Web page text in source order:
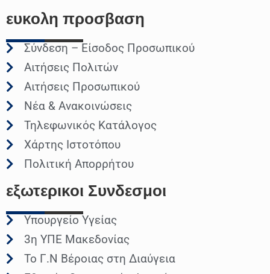
ευκολη προσβαση
Σύνδεση – Είσοδος Προσωπικού
Αιτήσεις Πολιτών
Αιτήσεις Προσωπικού
Νέα & Ανακοινώσεις
Τηλεφωνικός Κατάλογος
Χάρτης Ιστοτόπου
Πολιτική Απορρήτου
εξωτερικοι Συνδεσμοι
Υπουργείο Υγείας
3η ΥΠΕ Μακεδονίας
Το Γ.Ν Βέροιας στη Διαύγεια